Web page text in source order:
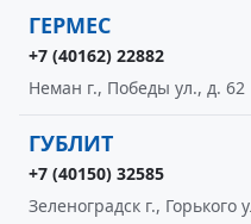
ГЕРМЕС
+7 (40162) 22882
Неман г., Победы ул., д. 62
ГУБЛИТ
+7 (40150) 32585
Зеленоградск г., Горького